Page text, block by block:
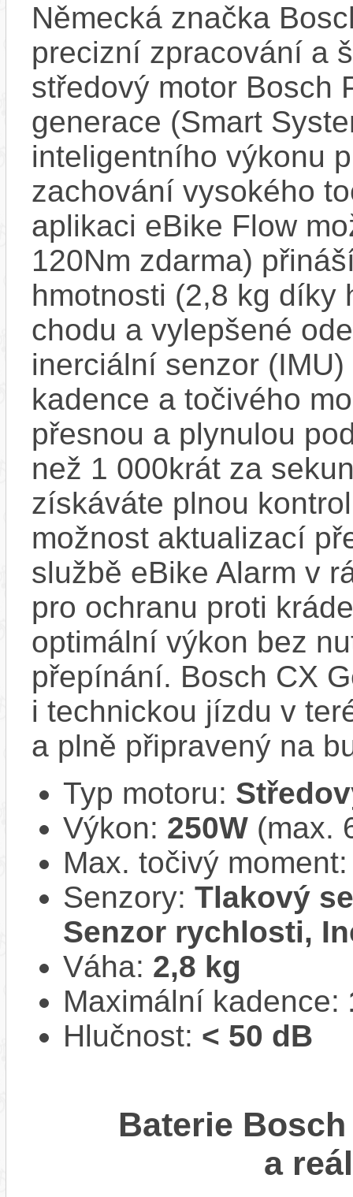
Německá značka
precizní zpracování a
středový motor Bosch
generace (Smart
inteligentního výkonu
zachování vysokého
aplikaci eBike Flow
120Nm zdarma)
hmotnosti (2,8 kg díky
chodu a vylepšené
inerciální senzor
kadence a točivého
přesnou a plynulou
než 1 000krát za
získáváte plnou
možnost aktualizací
službě eBike Alarm v
pro ochranu proti
optimální výkon bez
přepínání. Bosch CX
i technickou jízdu v
a plně připravený na
Typ motoru:
Výkon: 250W (max.
Max. točivý
Senzory: Tlakový
Senzor rychlosti,
Váha: 2,8 kg
Maximální kadence:
Hlučnost: < 50 dB
Baterie Bosch
a